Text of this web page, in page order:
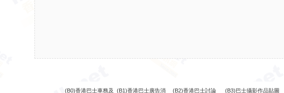
(B0)香港巴士車務及
(B1)香港巴士廣告消
(B2)香港巴士討論
(B3)巴士攝影作品貼圖